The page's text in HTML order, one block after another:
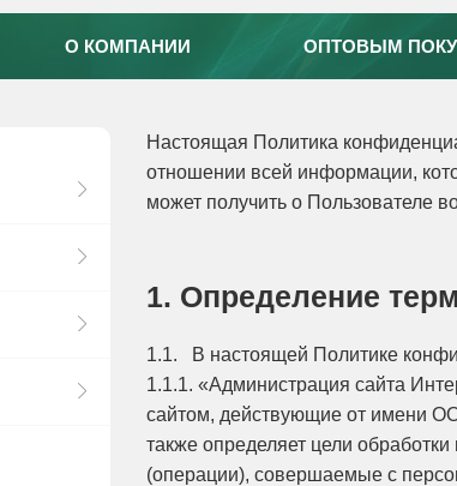
О КОМПАНИИ ОПТОВЫМ
Настоящая Политика
отношении всей информации,
может получить о Пользователе
1. Определение
1.1. В настоящей Политике
1.1.1. «Администрация сайта
сайтом, действующие от имени
также определяет цели
(операции), совершаемые с